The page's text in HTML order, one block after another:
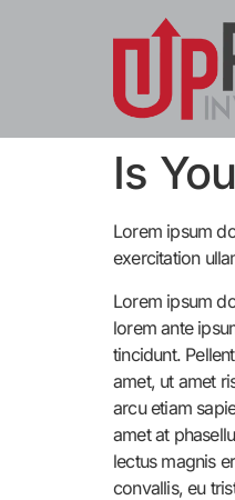
Is
Lorem ipsum
exercitation
Lorem ipsum
lorem ante
tincidunt.
amet, ut amet
arcu etiam
amet at
lectus magnis
convallis, eu